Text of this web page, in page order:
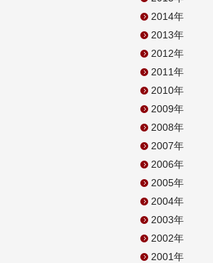
2014年
2013年
2012年
2011年
2010年
2009年
2008年
2007年
2006年
2005年
2004年
2003年
2002年
2001年